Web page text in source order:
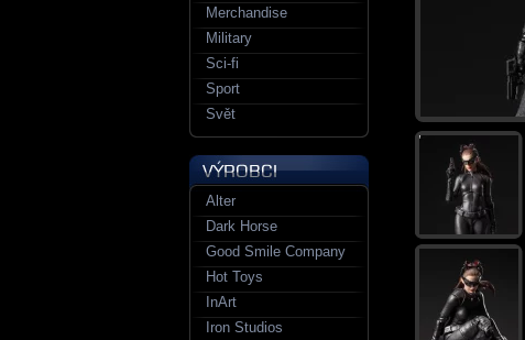
Merchandise
Military
Sci-fi
Sport
Svět
Alter
Dark Horse
Good Smile Company
Hot Toys
InArt
Iron Studios